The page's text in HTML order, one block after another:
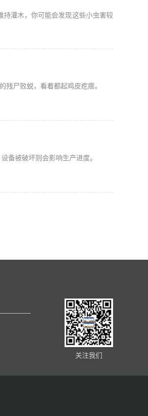
灌木，你可能会发现这些小虫害较
尸败蜕，看着都起鸡皮疙瘩。
备被破坏则会影响生产进度。
关注我们